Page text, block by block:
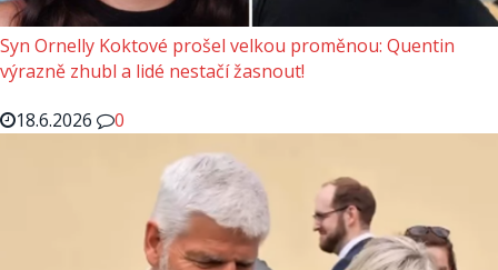
Syn Ornelly Koktové prošel velkou proměnou: Quentin
výrazně zhubl a lidé nestačí žasnout!
18.6.2026
0